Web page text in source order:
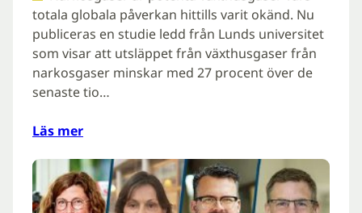
totala globala påverkan hittills varit okänd. Nu
publiceras en studie ledd från Lunds universitet
som visar att utsläppet från växthusgaser från
narkosgaser minskar med 27 procent över de
senaste tio…
Läs mer